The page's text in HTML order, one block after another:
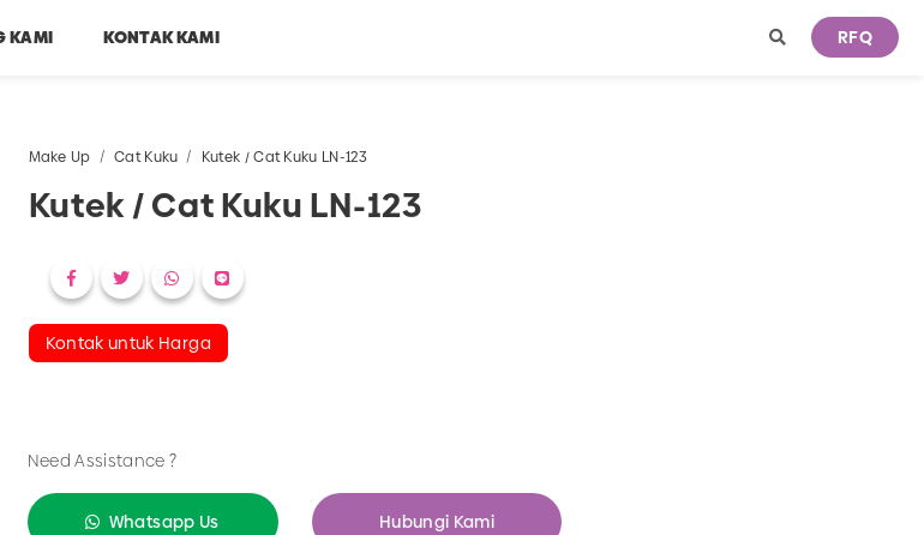
KAMI KONTAK KAMI RFQ
Make Up Cat Kuku Kutek / Cat Kuku LN-123
Kutek / Cat Kuku LN-123
Kontak untuk Harga
Need Assistance ?
Whatsapp Us Hubungi Kami